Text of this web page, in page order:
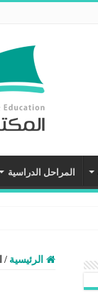
المراحل الدراسية
الرئيسية /